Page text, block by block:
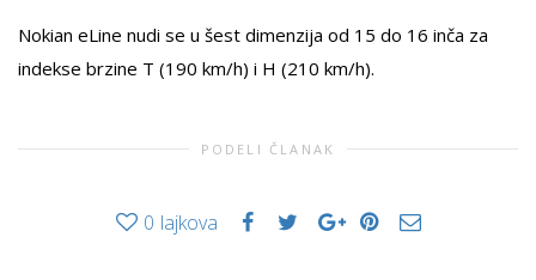
Nokian eLine nudi se u šest dimenzija od 15 do 16 inča za
indekse brzine T (190 km/h) i H (210 km/h).
PODELI ČLANAK
0 lajkova